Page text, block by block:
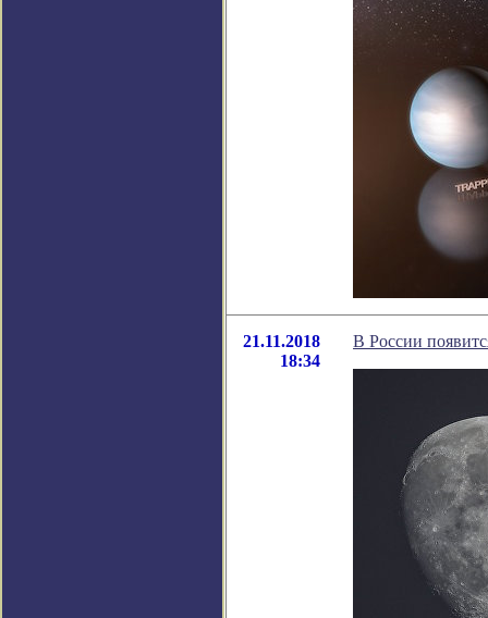
21.11.2018
18:34
В России